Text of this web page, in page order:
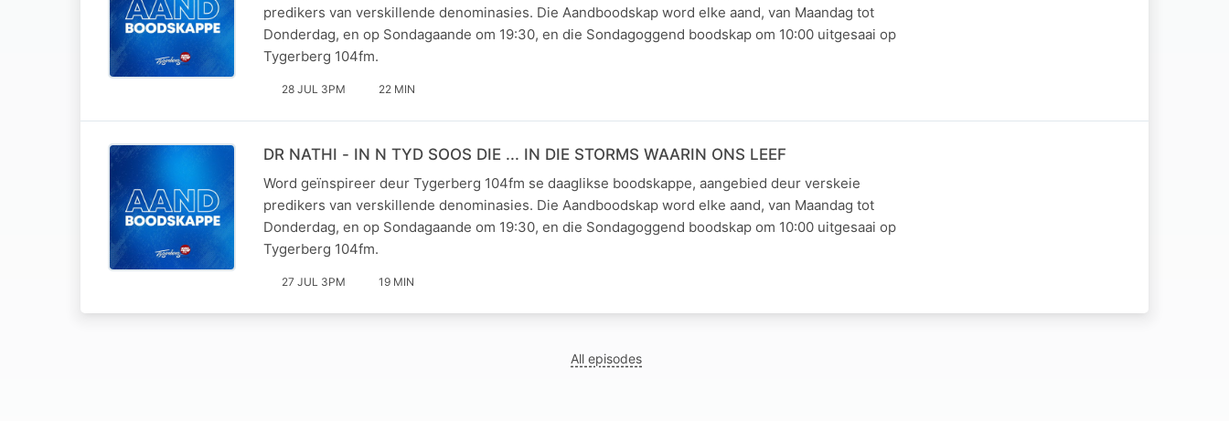
predikers van verskillende denominasies. Die Aandboodskap word elke aand, van Maandag tot
Donderdag, en op Sondagaande om 19:30, en die Sondagoggend boodskap om 10:00 uitgesaai op
Tygerberg 104fm.
28 JUL 3PM 22 MIN
DR NATHI - IN N TYD SOOS DIE ... IN DIE STORMS WAARIN ONS LEEF
Word geïnspireer deur Tygerberg 104fm se daaglikse boodskappe, aangebied deur verskeie
predikers van verskillende denominasies. Die Aandboodskap word elke aand, van Maandag tot
Donderdag, en op Sondagaande om 19:30, en die Sondagoggend boodskap om 10:00 uitgesaai op
Tygerberg 104fm.
27 JUL 3PM 19 MIN
All episodes